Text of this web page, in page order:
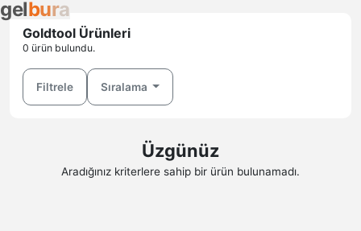
gelbura
Goldtool Ürünleri
0 ürün bulundu.
Filtrele Sıralama
Üzgünüz
Aradığınız kriterlere sahip bir ürün bulunamadı.